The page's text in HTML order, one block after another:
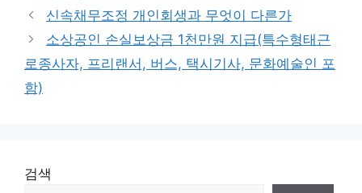
신속채무조정 개인회생과 무엇이 다른가
소상공인 손실보상금 1천만원 지급(특수형태근
로종사자, 프리랜서, 버스, 택시기사, 문화예술인 포
함)
검색